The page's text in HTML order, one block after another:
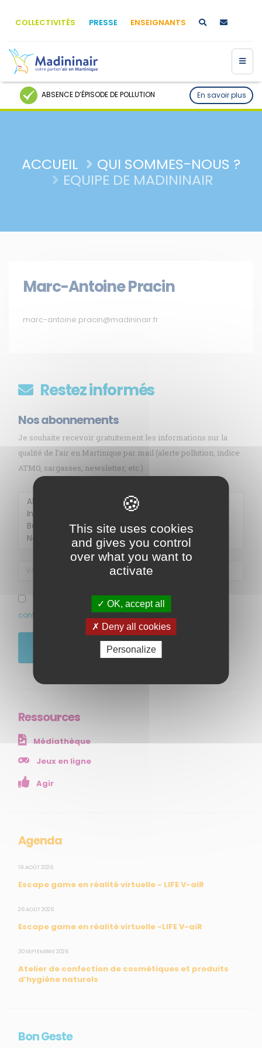
COLLECTIVITÉS PRESSE ENSEIGNANTS
ABSENCE D’ÉPISODE DE POLLUTION En savoir plus
ACCUEIL
QUI SOMMES-NOUS ?
EQUIPE DE MADININAIR
Marc-Antoine Pracin
marc-antoine.pracin@madininair.fr
Restez informés
Nos abonnements
Je souhaite recevoir gratuitement les informations sur la
qualité de l’air en Martinique par mail (alerte pollution, indice
ATMO, sargasses, newsletter, etc.)
J’ai pris connaissance et accepte la politique de
confidentialité de ce site
Ressources
Médiathèque
Jeux en ligne
Agir
Agenda
19 AOÛT 2026
Escape game en réalité virtuelle - LIFE V-aiR
26 AOÛT 2026
Escape game en réalité virtuelle -LIFE V-aiR
30 SEPTEMBRE 2026
Atelier de confection de cosmétiques et produits
d’hygiène naturels
Bon Geste
Membre de Agréé par
MENU
Ressources et publications
NOS SERVICES
Presse
Collectivités
Mesures réglementaires
SUIVEZ-NOUS
CONTACT
Mail : info@madininair.fr
This site uses cookies
and gives you control
over what you want to
activate
OK, accept all
Deny all cookies
Personalize